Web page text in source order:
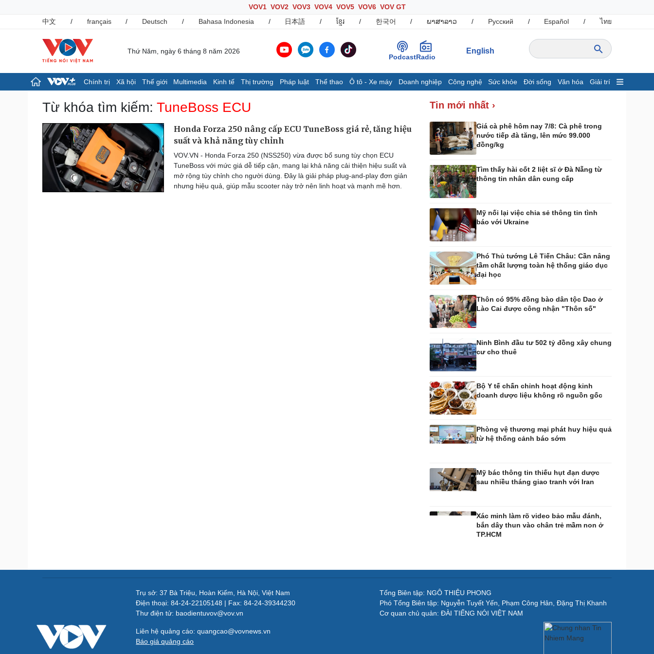
VOV1 VOV2 VOV3 VOV4 VOV5 VOV6 VOV GT
中文
/ français / Deutsch / Bahasa Indonesia / 日本語 / ខ្មែរ / 한국어 / ພາສາລາວ / Русский / Español / ไทย
Thứ Năm, ngày 6 tháng 8 năm 2026
PodcastRadio
English
Chính trị Xã hội Thế giới Multimedia Kinh tế Thị trường Pháp luật Thể thao Ô tô - Xe máy Doanh nghiệp Công nghệ Sức khỏe Đời sống Văn hóa Giải trí
Chính trị
Tổ chức nhân sự
Quốc hội
Nhận diện sự thật
Xã hội
Giáo dục
Dự báo thời tiết
Dấu ấn VOV
Việc làm
Biển đảo
Thế giới
Cuộc sống đó đây
Hồ sơ
Video
E-Magazine
Kinh tế
Khởi nghiệp
Tiêu dùng
Tỷ giá
Pháp luật
Thể thao
Ô tô - Xe máy
Doanh nghiệp
Công nghệ
Sành điệu
Trải nghiệm
Chuyển đổi số
Sức khỏe
Sản phụ khoa
Phòng mạch online
Ăn sạch sống khỏe
Quân sự - Quốc phòng
Vũ khí
Việt Nam
Phân tích
Từ khóa tìm kiếm: TuneBoss ECU
Honda Forza 250 nâng cấp ECU TuneBoss giá rẻ, tăng hiệu
suất và khả năng tùy chỉnh
VOV.VN - Honda Forza 250 (NSS250) vừa được bổ sung tùy chọn ECU
TuneBoss với mức giá dễ tiếp cận, mang lại khả năng cải thiện hiệu suất và
mở rộng tùy chỉnh cho người dùng. Đây là giải pháp plug-and-play đơn giản
nhưng hiệu quả, giúp mẫu scooter này trở nên linh hoạt và mạnh mẽ hơn.
Tin mới nhất ›
Giá cà phê hôm nay 7/8: Cà phê trong
nước tiếp đà tăng, lên mức 99.000
đồng/kg
Tìm thấy hài cốt 2 liệt sĩ ở Đà Nẵng từ
thông tin nhân dân cung cấp
Mỹ nối lại việc chia sẻ thông tin tình
báo với Ukraine
Phó Thủ tướng Lê Tiến Châu: Cần nâng
tầm chất lượng toàn hệ thống giáo dục
đại học
Thôn có 95% đồng bào dân tộc Dao ở
Lào Cai được công nhận "Thôn số"
Ninh Bình đầu tư 502 tỷ đồng xây chung
cư cho thuê
Bộ Y tế chấn chỉnh hoạt động kinh
doanh dược liệu không rõ nguồn gốc
Phòng vệ thương mại phát huy hiệu quả
từ hệ thống cảnh báo sớm
Mỹ bác thông tin thiếu hụt đạn dược
sau nhiều tháng giao tranh với Iran
Xác minh làm rõ video bảo mẫu đánh,
bắn dây thun vào chân trẻ mầm non ở
TP.HCM
Trụ sở: 37 Bà Triệu, Hoàn Kiếm, Hà Nội, Việt Nam
Điện thoại: 84-24-22105148 | Fax: 84-24-39344230
Thư điện tử: baodientuvov@vov.vn
Liên hệ quảng cáo: quangcao@vovnews.vn
Báo giá quảng cáo
Tổng Biên tập: NGÔ THIỆU PHONG
Phó Tổng Biên tập: Nguyễn Tuyết Yến, Phạm Công Hân, Đặng Thị Khanh
Cơ quan chủ quản: ĐÀI TIẾNG NÓI VIỆT NAM